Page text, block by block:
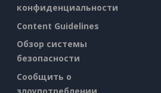
конфиденциальности
Content Guidelines
Обзор системы
безопасности
Сообщить о